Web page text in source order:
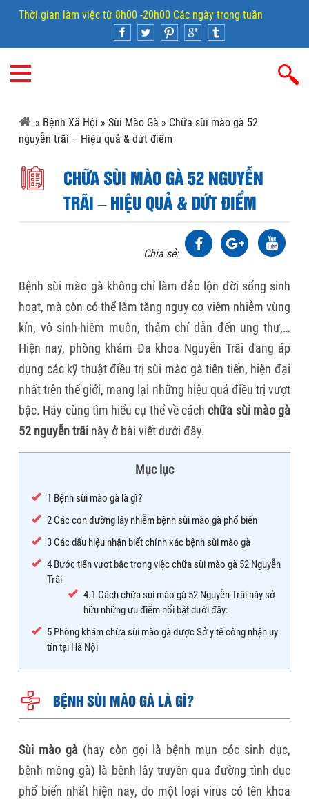
Thời gian làm việc từ 8h00 -20h00 Các ngày trong tuần
» Bệnh Xã Hội » Sùi Mào Gà » Chữa sùi mào gà 52
nguyễn trãi – Hiệu quả & dứt điểm
CHỮA SÙI MÀO GÀ 52 NGUYỄN
TRÃI – HIỆU QUẢ & DỨT ĐIỂM
Chia sẻ:
Bệnh sùi mào gà không chỉ làm đảo lộn đời sống sinh
hoạt, mà còn có thể làm tăng nguy cơ viêm nhiễm vùng
kín, vô sinh-hiếm muộn, thậm chí dẫn đến ung thư,…
Hiện nay, phòng khám Đa khoa Nguyễn Trãi đang áp
dụng các kỹ thuật điều trị sùi mào gà tiên tiến, hiện đại
nhất trên thế giới, mang lại những hiệu quả điều trị vượt
bậc. Hãy cùng tìm hiểu cụ thể về cáchchữa sùi mào gà
52 nguyễn trãi này ở bài viết dưới đây.
Mục lục
1 Bệnh sùi mào gà là gì?
2 Các con đường lây nhiễm bệnh sùi mào gà phổ biến
3 Các dấu hiệu nhận biết chính xác bệnh sùi mào gà
4 Bước tiến vượt bậc trong việc chữa sùi mào gà 52 Nguyễn
Trãi
4.1 Cách chữa sùi mào gà 52 Nguyễn Trãi này sở
hữu những ưu điểm nổi bật dưới đây:
5 Phòng khám chữa sùi mào gà được Sở y tế công nhận uy
tín tại Hà Nội
BỆNH SÙI MÀO GÀ LÀ GÌ?
Sùi mào gà (hay còn gọi là bệnh mụn cóc sinh dục,
bệnh mồng gà) là bệnh lây truyền qua đường tình dục
phổ biến nhất hiện nay, do một loại virus có tên khoa